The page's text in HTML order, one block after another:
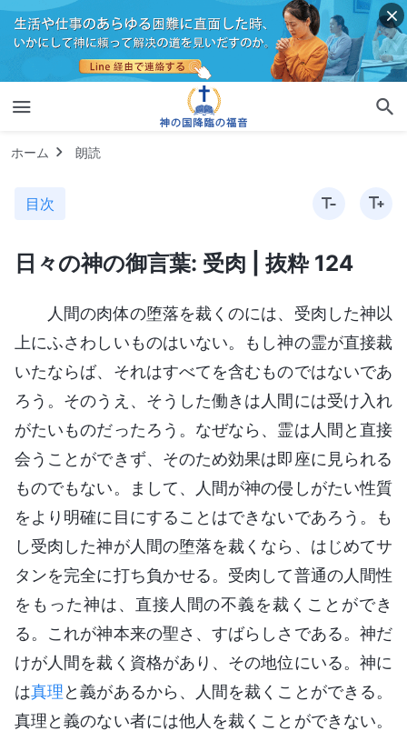
ホーム 朗読
目次
日々の神の御言葉: 受肉 | 抜粋 124
人間の肉体の堕落を裁くのには、受肉した神以
上にふさわしいものはいない。もし神の霊が直接裁
いたならば、それはすべてを含むものではないであ
ろう。そのうえ、そうした働きは人間には受け入れ
がたいものだったろう。なぜなら、霊は人間と直接
会うことができず、そのため効果は即座に見られる
ものでもない。まして、人間が神の侵しがたい性質
をより明確に目にすることはできないであろう。も
し受肉した神が人間の堕落を裁くなら、はじめてサ
タンを完全に打ち負かせる。受肉して普通の人間性
をもった神は、直接人間の不義を裁くことができ
る。これが神本来の聖さ、すばらしさである。神だ
けが人間を裁く資格があり、その地位にいる。神に
は真理と義があるから、人間を裁くことができる。
真理と義のない者には他人を裁くことができない。